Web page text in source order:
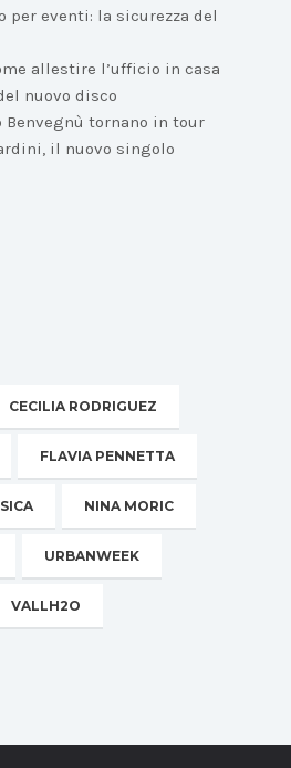
per eventi: la sicurezza del
allestire l’ufficio in casa
nuovo disco
Benvegnù tornano in tour
il nuovo singolo
CECILIA RODRIGUEZ
FLAVIA PENNETTA
NINA MORIC
URBANWEEK
VALLH2O